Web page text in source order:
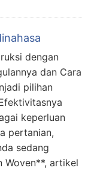
dengan
dan Cara
pilihan
keperluan
pertanian,
sedang
Woven**, artikel